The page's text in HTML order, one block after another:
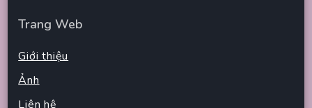
Trang Web
Giới thiệu
Ảnh
Liên hệ